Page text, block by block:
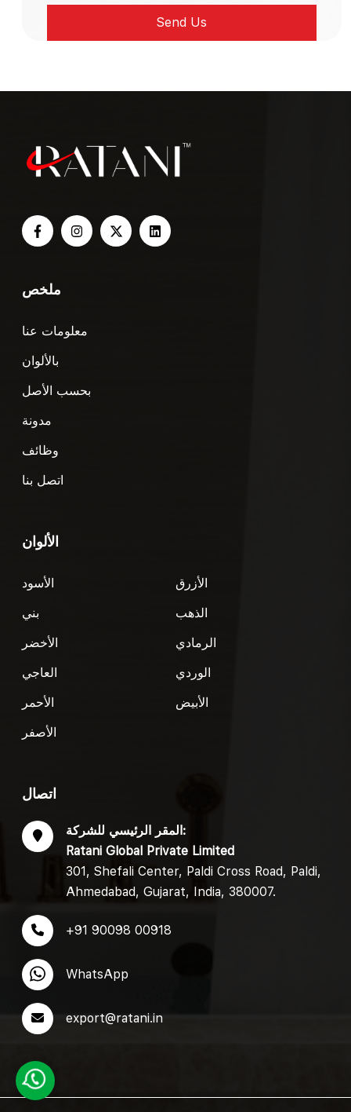
ملخص
معلومات عنا
بالألوان
بحسب الأصل
مدونة
وظائف
اتصل بنا
الألوان
الأسود
الأزرق
بني
الذهب
الأخضر
الرمادي
العاجي
الوردي
الأحمر
الأبيض
الأصفر
اتصال
المقر الرئيسي للشركة:
Ratani Global Private Limited
301, Shefali Center, Paldi Cross Road, Paldi,
Ahmedabad, Gujarat, India, 380007.
+91 90098 00918
WhatsApp
export@ratani.in